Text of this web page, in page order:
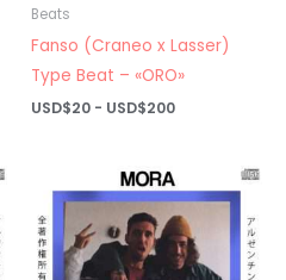
Beats
Fanso (Craneo x Lasser)
Type Beat – «ORO»
USD$20 - USD$200Rango
USD$20
hasta
USD$200